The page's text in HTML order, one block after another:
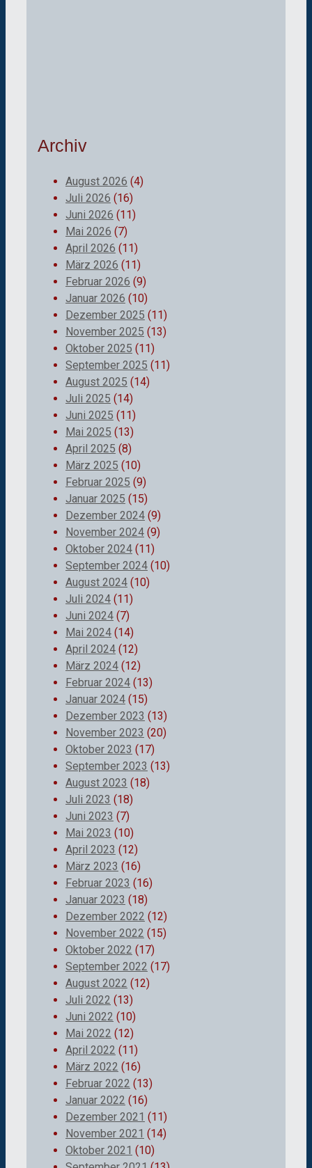
Archiv
August 2026 (4)
Juli 2026 (16)
Juni 2026 (11)
Mai 2026 (7)
April 2026 (11)
März 2026 (11)
Februar 2026 (9)
Januar 2026 (10)
Dezember 2025 (11)
November 2025 (13)
Oktober 2025 (11)
September 2025 (11)
August 2025 (14)
Juli 2025 (14)
Juni 2025 (11)
Mai 2025 (13)
April 2025 (8)
März 2025 (10)
Februar 2025 (9)
Januar 2025 (15)
Dezember 2024 (9)
November 2024 (9)
Oktober 2024 (11)
September 2024 (10)
August 2024 (10)
Juli 2024 (11)
Juni 2024 (7)
Mai 2024 (14)
April 2024 (12)
März 2024 (12)
Februar 2024 (13)
Januar 2024 (15)
Dezember 2023 (13)
November 2023 (20)
Oktober 2023 (17)
September 2023 (13)
August 2023 (18)
Juli 2023 (18)
Juni 2023 (7)
Mai 2023 (10)
April 2023 (12)
März 2023 (16)
Februar 2023 (16)
Januar 2023 (18)
Dezember 2022 (12)
November 2022 (15)
Oktober 2022 (17)
September 2022 (17)
August 2022 (12)
Juli 2022 (13)
Juni 2022 (10)
Mai 2022 (12)
April 2022 (11)
März 2022 (16)
Februar 2022 (13)
Januar 2022 (16)
Dezember 2021 (11)
November 2021 (14)
Oktober 2021 (10)